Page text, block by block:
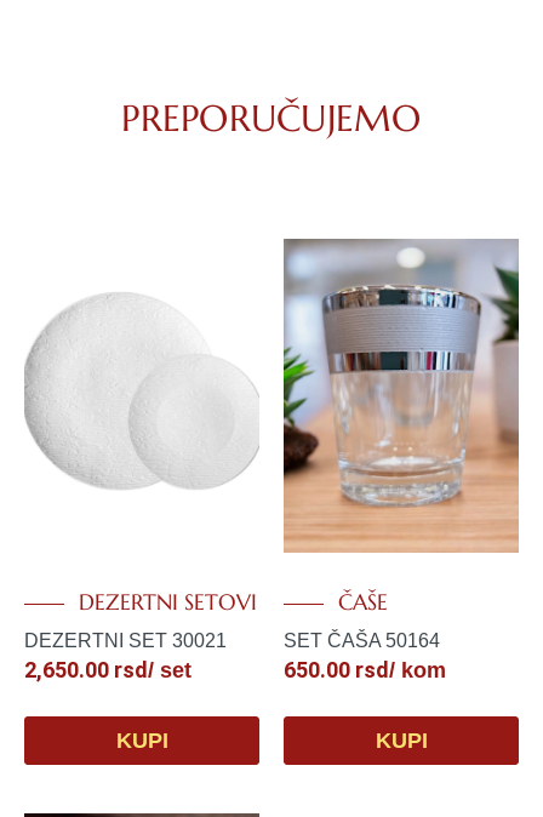
PREPORUČUJEMO
DEZERTNI SETOVI
DEZERTNI SET 30021
2,650.00 rsd/ set
KUPI
ČAŠE
SET ČAŠA 50164
650.00 rsd/ kom
KUPI